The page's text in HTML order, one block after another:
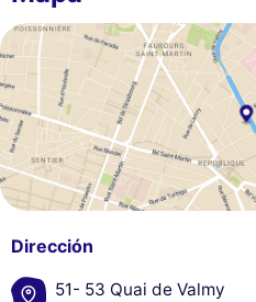
Dirección
51- 53 Quai de Valmy